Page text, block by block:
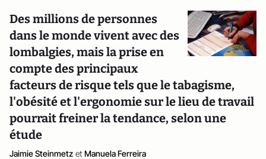
Des millions de personnes
dans le monde vivent avec des
lombalgies, mais la prise en
compte des principaux
facteurs de risque tels que le tabagisme,
l'obésité et l'ergonomie sur le lieu de travail
pourrait freiner la tendance, selon une
étude
Jaimie Steinmetz et Manuela Ferreira